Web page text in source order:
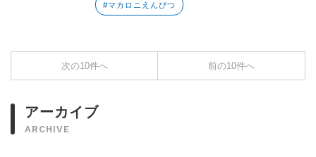
#マカロニえんぴつ
次の10件へ 前の10件へ
アーカイブ
ARCHIVE